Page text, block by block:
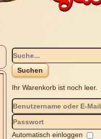
Ihr Warenkorb ist noch leer.
Automatisch einloggen